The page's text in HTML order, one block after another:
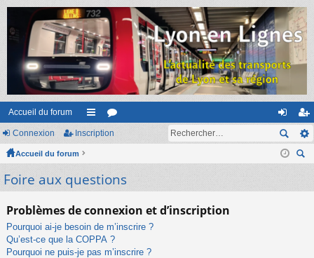
Accueil du forum
ac
ur
s
or
m
on
ne
ns
cri
Connexion Inscription
Accueil du forum
Foire aux questions
Problèmes de connexion et d’inscription
Pourquoi ai-je besoin de m’inscrire ?
Qu’est-ce que la COPPA ?
Pourquoi ne puis-je pas m’inscrire ?